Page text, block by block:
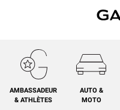
AMBASSADEUR
& ATHLÈTES
AUTO &
MOTO